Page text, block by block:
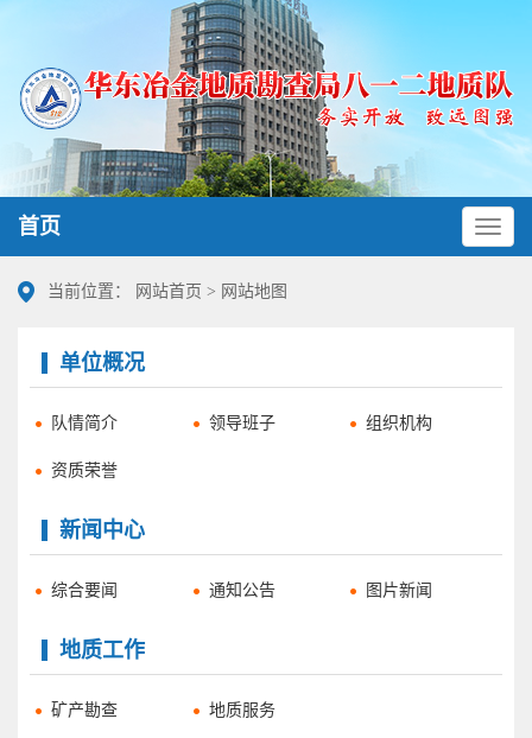
首页
当前位置： 网站首页 > 网站地图
单位概况
队情简介 领导班子 组织机构
资质荣誉
新闻中心
综合要闻 通知公告 图片新闻
地质工作
矿产勘查 地质服务